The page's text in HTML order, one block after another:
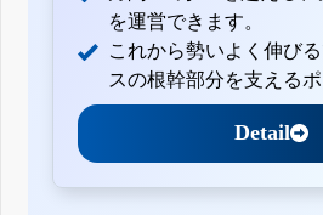
を運営できます。
これから勢いよく伸び
スの根幹部分を支えるポ
Detail